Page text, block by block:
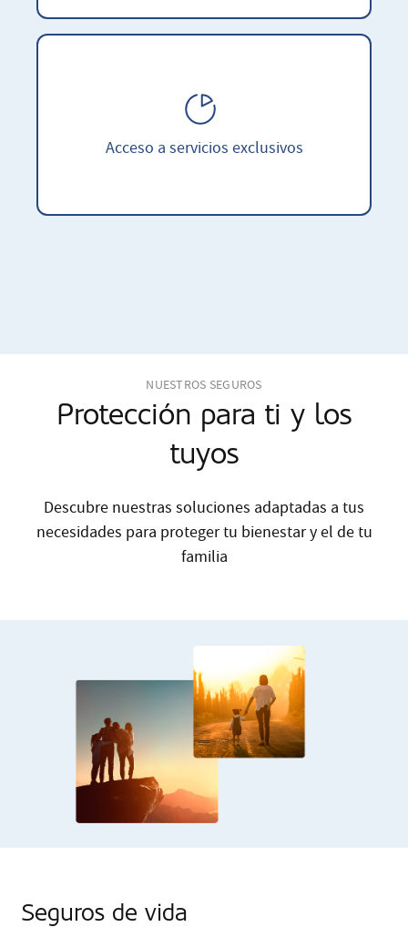
Acceso a servicios exclusivos
NUESTROS SEGUROS
Protección para ti y los
tuyos
Descubre nuestras soluciones adaptadas a tus
necesidades para proteger tu bienestar y el de tu
familia
Seguros de vida